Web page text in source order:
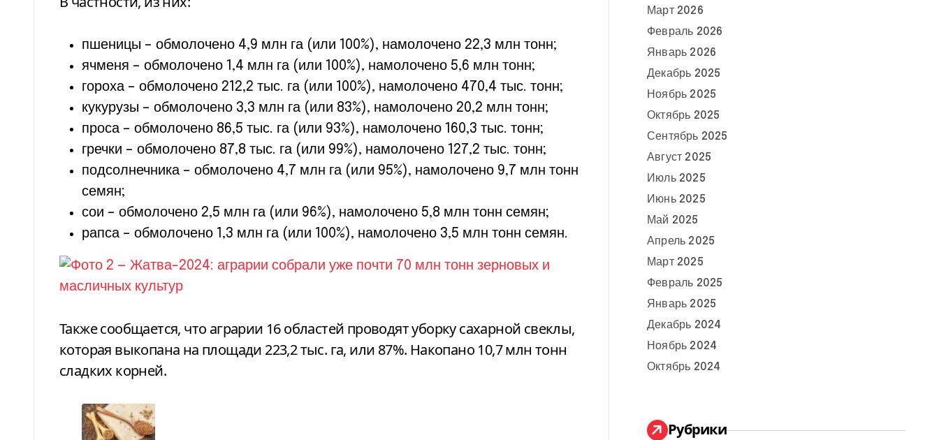
пшеницы – обмолочено 4,9 млн га (или 100%), намолочено 22,3 млн тонн;
ячменя – обмолочено 1,4 млн га (или 100%), намолочено 5,6 млн тонн;
гороха – обмолочено 212,2 тыс. га (или 100%), намолочено 470,4 тыс. тонн;
кукурузы – обмолочено 3,3 млн га (или 83%), намолочено 20,2 млн тонн;
проса – обмолочено 86,5 тыс. га (или 93%), намолочено 160,3 тыс. тонн;
гречки – обмолочено 87,8 тыс. га (или 99%), намолочено 127,2 тыс. тонн;
подсолнечника – обмолочено 4,7 млн га (или 95%), намолочено 9,7 млн тонн
семян;
сои – обмолочено 2,5 млн га (или 96%), намолочено 5,8 млн тонн семян;
рапса – обмолочено 1,3 млн га (или 100%), намолочено 3,5 млн тонн семян.
Также сообщается, что аграрии 16 областей проводят уборку сахарной свеклы,
которая выкопана на площади 223,2 тыс. га, или 87%. Накопано 10,7 млн тонн
сладких корней.
Март 2026
Февраль 2026
Январь 2026
Декабрь 2025
Ноябрь 2025
Октябрь 2025
Сентябрь 2025
Август 2025
Июль 2025
Июнь 2025
Май 2025
Апрель 2025
Март 2025
Февраль 2025
Январь 2025
Декабрь 2024
Ноябрь 2024
Октябрь 2024
Рубрики